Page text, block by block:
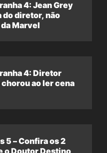
4: Jean Grey
do diretor, não
Marvel
4: Diretor
ao ler cena
5 – Confira os 2
o Doutor Destino